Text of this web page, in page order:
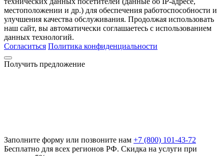
местоположении и др.) для обеспечения работоспособности и
улучшения качества обслуживания. Продолжая использовать
наш сайт, вы автоматически соглашаетесь с использованием
данных технологий.
Согласиться Политика конфиденциальности
Получить предложение
Заполните форму или позвоните нам +7 (800) 101-43-72
Бесплатно для всех регионов РФ. Скидка на услуги при